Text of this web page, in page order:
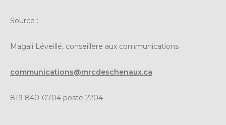
Source :
Magali Léveillé, conseillère aux communications
communications@mrcdeschenaux.ca
819 840-0704 poste 2204